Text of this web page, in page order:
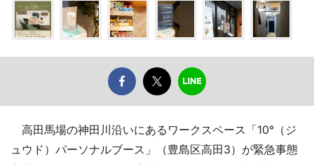
高田馬場の神田川沿いにあるワークスペース「10°（ジ
ュウド）パーソナルブース」（豊島区高田3）が緊急事態